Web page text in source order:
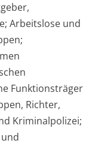
Arbeitslose und
Funktionsträger
Richter,
Kriminalpolizei;